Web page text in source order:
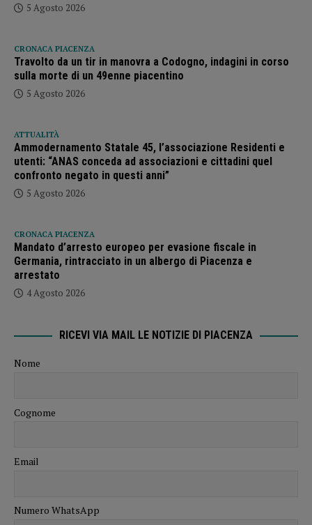
5 Agosto 2026
CRONACA PIACENZA
Travolto da un tir in manovra a Codogno, indagini in corso
sulla morte di un 49enne piacentino
5 Agosto 2026
ATTUALITÀ
Ammodernamento Statale 45, l’associazione Residenti e
utenti: “ANAS conceda ad associazioni e cittadini quel
confronto negato in questi anni”
5 Agosto 2026
CRONACA PIACENZA
Mandato d’arresto europeo per evasione fiscale in
Germania, rintracciato in un albergo di Piacenza e
arrestato
4 Agosto 2026
RICEVI VIA MAIL LE NOTIZIE DI PIACENZA
Nome
Cognome
Email
Numero WhatsApp